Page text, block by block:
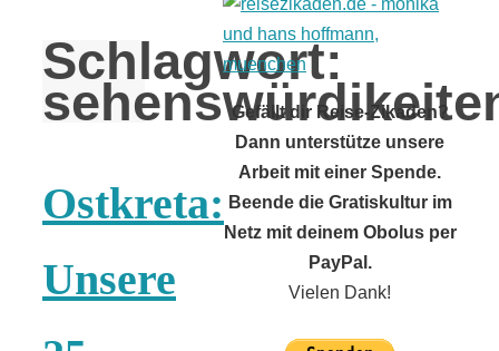
Schlagwort:
Ostkreta:
Unsere
Gefällt dir Reise-Zikaden?
Dann unterstütze unsere
Arbeit mit einer Spende.
Beende die Gratiskultur im
Netz mit deinem Obolus per
PayPal.
Vielen Dank!